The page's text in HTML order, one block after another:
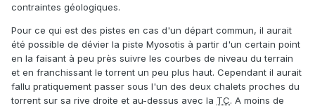
contraintes géologiques.
Pour ce qui est des pistes en cas d'un départ commun, il aurait
été possible de dévier la piste Myosotis à partir d'un certain point
en la faisant à peu près suivre les courbes de niveau du terrain
et en franchissant le torrent un peu plus haut. Cependant il aurait
fallu pratiquement passer sous l'un des deux chalets proches du
torrent sur sa rive droite et au-dessus avec la TC. A moins de